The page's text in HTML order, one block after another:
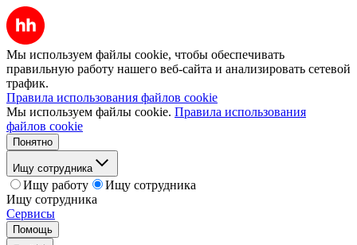
Мы используем файлы cookie, чтобы обеспечивать
правильную работу нашего веб-сайта и анализировать сетевой
трафик.
Правила использования файлов cookie
Мы используем файлы cookie. Правила использования
файлов cookie
Понятно
Ищу сотрудника
Ищу работу
Ищу сотрудника
Ищу сотрудника
Сервисы
Помощь